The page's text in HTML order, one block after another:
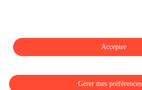
Gérer mes préférences
Accepter